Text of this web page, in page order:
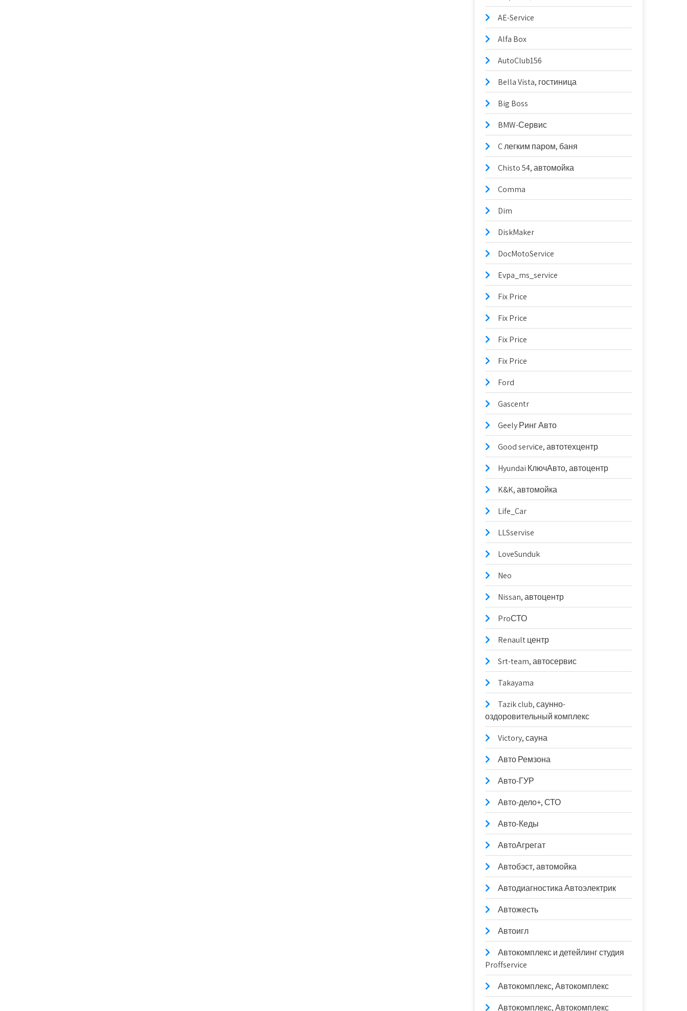
AE-Service
Alfa Box
AutoClub156
Bella Vista, гостиница
Big Boss
BMW-Сервис
C легким паром, баня
Chisto 54, автомойка
Comma
Dim
DiskMaker
DocMotoService
Evpa_ms_service
Fix Price
Fix Price
Fix Price
Fix Price
Ford
Gascentr
Geely Ринг Авто
Good serviсe, автотехцентр
Hyundai КлючАвто, автоцентр
K&K, автомойка
Life_Car
LLSservise
LoveSunduk
Neo
Nissan, автоцентр
ProСТО
Renault центр
Srt-team, автосервис
Takayama
Tazik club, саунно-
оздоровительный комплекс
Victory, сауна
Авто Ремзона
Авто-ГУР
Авто-дело+, СТО
Авто-Кеды
АвтоАгрегат
Автобэст, автомойка
Автодиагностика Автоэлектрик
Автожесть
Автоигл
Автокомплекс и детейлинг студия
Proffservice
Автокомплекс, Автокомплекс
Автокомплекс, Автокомплекс